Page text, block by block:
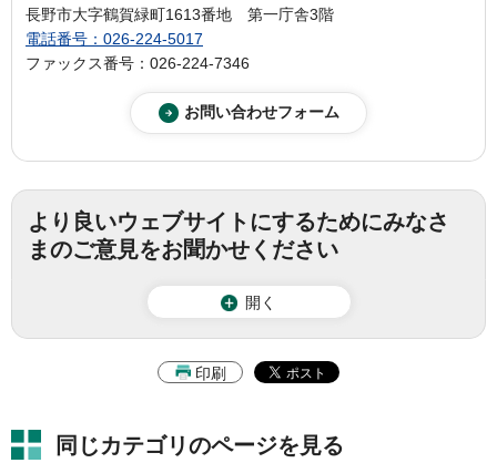
長野市大字鶴賀緑町1613番地 第一庁舎3階
電話番号：026-224-5017
ファックス番号：026-224-7346
より良いウェブサイトにするためにみなさ
まのご意見をお聞かせください
開く
印刷
同じカテゴリのページを見る